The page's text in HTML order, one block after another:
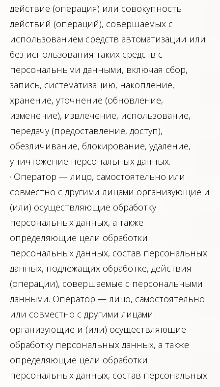
действие (операция) или совокупность
действий (операций), совершаемых с
использованием средств автоматизации или
без использования таких средств с
персональными данными, включая сбор,
запись, систематизацию, накопление,
хранение, уточнение (обновление,
изменение), извлечение, использование,
передачу (предоставление, доступ),
обезличивание, блокирование, удаление,
уничтожение персональных данных.
· Оператор — лицо, самостоятельно или
совместно с другими лицами организующие и
(или) осуществляющие обработку
персональных данных, а также
определяющие цели обработки
персональных данных, состав персональных
данных, подлежащих обработке, действия
(операции), совершаемые с персональными
данными. Оператор — лицо, самостоятельно
или совместно с другими лицами
организующие и (или) осуществляющие
обработку персональных данных, а также
определяющие цели обработки
персональных данных, состав персональных